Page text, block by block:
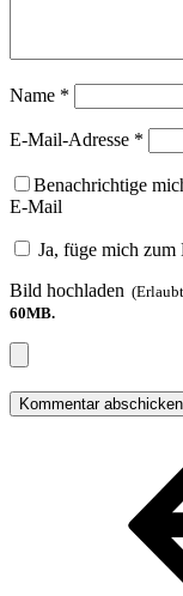
Name *
E-Mail-Adresse *
Benachrichtige
E-Mail
Ja, füge mich
Bild hochladen
60MB.